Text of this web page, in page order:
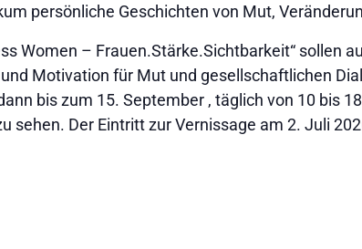
persönliche Geschichten von Mut,
Women – Frauen.Stärke.Sichtbarkeit“ sollen
Motivation für Mut und gesellschaftlichen
bis zum 15. September , täglich von 10 bis
sehen. Der Eintritt zur Vernissage am 2. Juli